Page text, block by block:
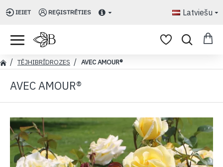
IEIET REĢISTRĒTIES Latviešu
TĒJHIBRĪDROZES AVEC AMOUR®
AVEC AMOUR®